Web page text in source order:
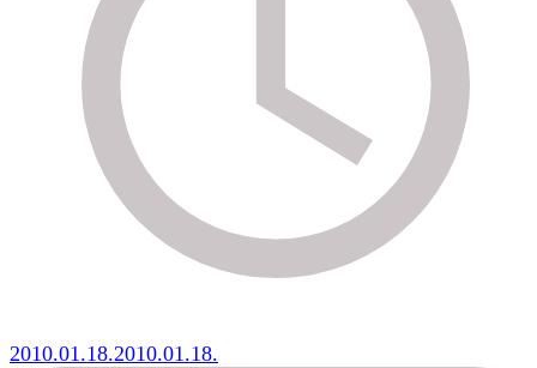
2010.01.18.2010.01.18.